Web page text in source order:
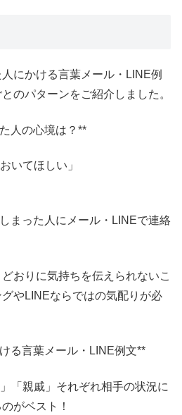
にかける言葉メール・LINE例
のパターンをご紹介しました。
人の心境は？**
いてほしい」
まった人にメール・LINEで連絡
おりに気持ちを伝えられないこ
やLINEならではの気配りが必
る言葉メール・LINE例文**
「親戚」それぞれ相手の状況に
がベスト！